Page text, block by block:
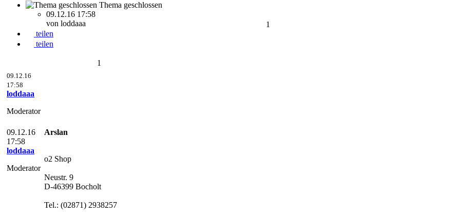
Thema geschlossen
09.12.16 17:58
von loddaaa
teilen
teilen
1
1
09.12.16
17:58
loddaaa
Moderator
09.12.16
17:58
loddaaa
Moderator
Arslan
o2 Shop
Neustr. 9
D-46399 Bocholt
Tel.: (02871) 2938257